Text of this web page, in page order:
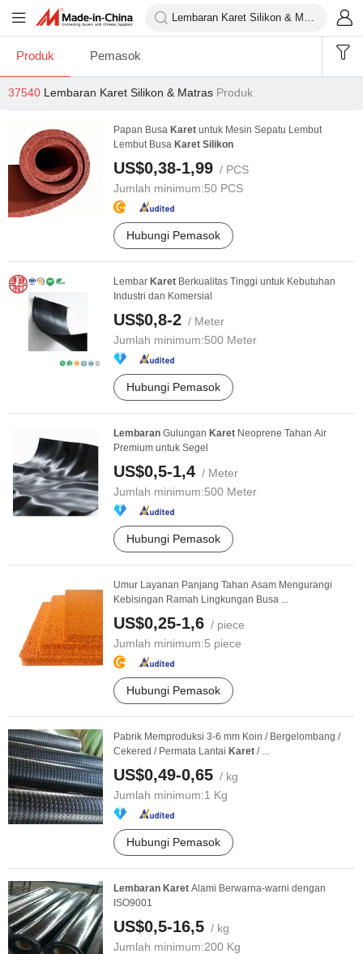
Produk Pemasok
37540 Lembaran Karet Silikon & Matras Produk
Papan Busa Karet untuk Mesin Sepatu Lembut
Lembut Busa Karet Silikon
US$0,38-1,99 / PCS
Jumlah minimum:50 PCS
Hubungi Pemasok
Lembar Karet Berkualitas Tinggi untuk Kebutuhan
Industri dan Komersial
US$0,8-2 / Meter
Jumlah minimum:500 Meter
Hubungi Pemasok
Lembaran Gulungan Karet Neoprene Tahan Air
Premium untuk Segel
US$0,5-1,4 / Meter
Jumlah minimum:500 Meter
Hubungi Pemasok
Umur Layanan Panjang Tahan Asam Mengurangi
Kebisingan Ramah Lingkungan Busa ...
US$0,25-1,6 / piece
Jumlah minimum:5 piece
Hubungi Pemasok
Pabrik Memproduksi 3-6 mm Koin / Bergelombang /
Cekered / Permata Lantai Karet / ...
US$0,49-0,65 / kg
Jumlah minimum:1 Kg
Hubungi Pemasok
Lembaran Karet Alami Berwarna-warni dengan
ISO9001
US$0,5-16,5 / kg
Jumlah minimum:200 Kg